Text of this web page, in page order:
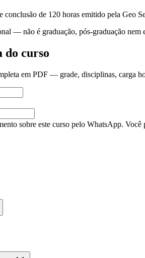
de 120 horas emitido pela Geo
— não é graduação, pós-graduação nem
do curso
em PDF — grade, disciplinas, carga
sobre este curso pelo WhatsApp. Você